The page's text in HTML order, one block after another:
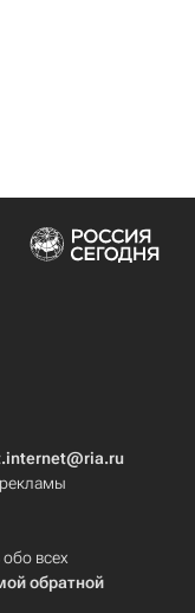
всех
обратной